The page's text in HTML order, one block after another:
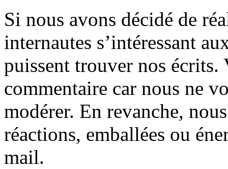
Si nous avons décidé de
internautes s’intéressant
puissent trouver nos écrits.
commentaire car nous ne
modérer. En revanche,
réactions, emballées ou
mail.